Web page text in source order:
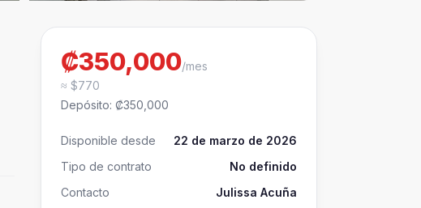
₡350,000/mes
≈ $770
Depósito: ₡350,000
Disponible desde
22 de marzo de 2026
Tipo de contrato
No definido
Contacto
Julissa Acuña